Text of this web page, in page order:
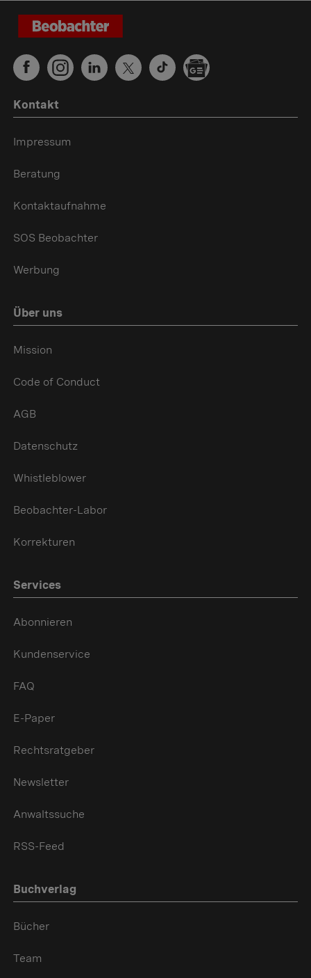
Kontakt
Impressum
Beratung
Kontaktaufnahme
SOS Beobachter
Werbung
Über uns
Mission
Code of Conduct
AGB
Datenschutz
Whistleblower
Beobachter-Labor
Korrekturen
Services
Abonnieren
Kundenservice
FAQ
E-Paper
Rechtsratgeber
Newsletter
Anwaltssuche
RSS-Feed
Buchverlag
Bücher
Team